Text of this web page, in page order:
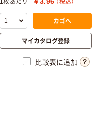
1枚あたり
（税込）
カゴへ
マイカタログ登録
比較表に追加